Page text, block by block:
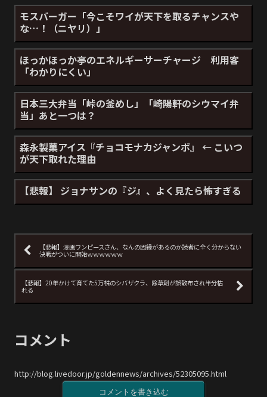
モスバーガー「今こそワイが天下を取るチャンスや
な…！（ニヤリ）」
ほっかほっか亭のエネルギーサーチャージ 利用客
「わかりにくい」
日本三大弁当「峠の釜めし」「崎陽軒のシウマイ弁
当」あと一つは？
森永製菓アイス『チョコモナカジャンボ』 ← こいつ
が天下取れた理由
【悲報】 ジョナサンの『ジ』、よく見たら怖すぎる
【悲報】漫画ワンピースさん、なんの因縁があるのか読者に全く分からない
決戦がついに開始ｗｗｗｗｗｗ
【悲報】20年かけて育てた5万株のシバザクラ、除草剤が誤散布され半分枯
れる
コメント
http://blog.livedoor.jp/goldennews/archives/52305095.html
コメントを書き込む